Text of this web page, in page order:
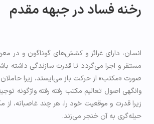
رخنه فساد در جبهه مقدم
انسان، دارای غرائز و کشش‌های گوناگون و در
مستقر و اجرا می‌گردد تا قدرت سازندگی داشته
صورت «مکتب» از حرکت باز می‌ایستد، زیرا
وانگهی اصول تعالیم مکتب رفته رفته واژگونه
زیرا قدرت و موقعیت خود را، هر چند غاصبانه،
حیله‌گری به آن خنجر می‌زند.